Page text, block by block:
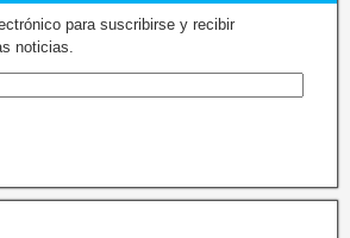
para suscribirse y recibir
noticias.